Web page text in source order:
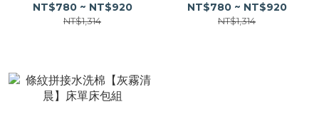
NT$780 ~ NT$920
NT$1,314
NT$780 ~ NT$920
NT$1,314